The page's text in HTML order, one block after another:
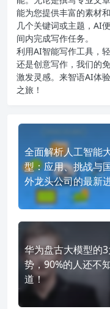
能为您提供丰富的素材
几个关键词或主题，AI
间内完成写作任务。
利用AI智能写作工具，
还是创意写作，我们的
激发灵感。来智语AI体验
之旅！
全面解析人工智能
型：应用、挑战与
外龙头公司的最新
华为盘古大模型的
势，90%的人还不
道！